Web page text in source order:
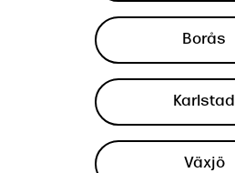
Borås
Karlstad
Växjö